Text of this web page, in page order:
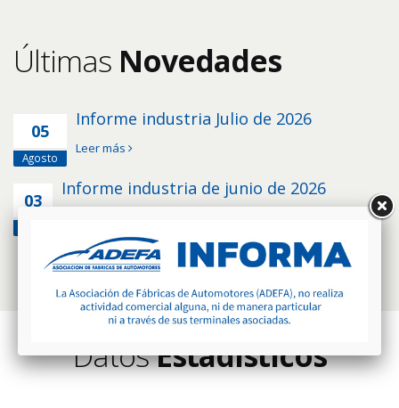
Últimas Novedades
05
Agosto
Informe industria Julio de 2026
Leer más
03
Informe industria de junio de 2026
DatosEstadísticos